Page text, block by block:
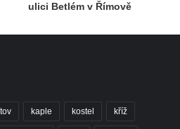
ulici Betlém v Římově
kaple kostel kříž